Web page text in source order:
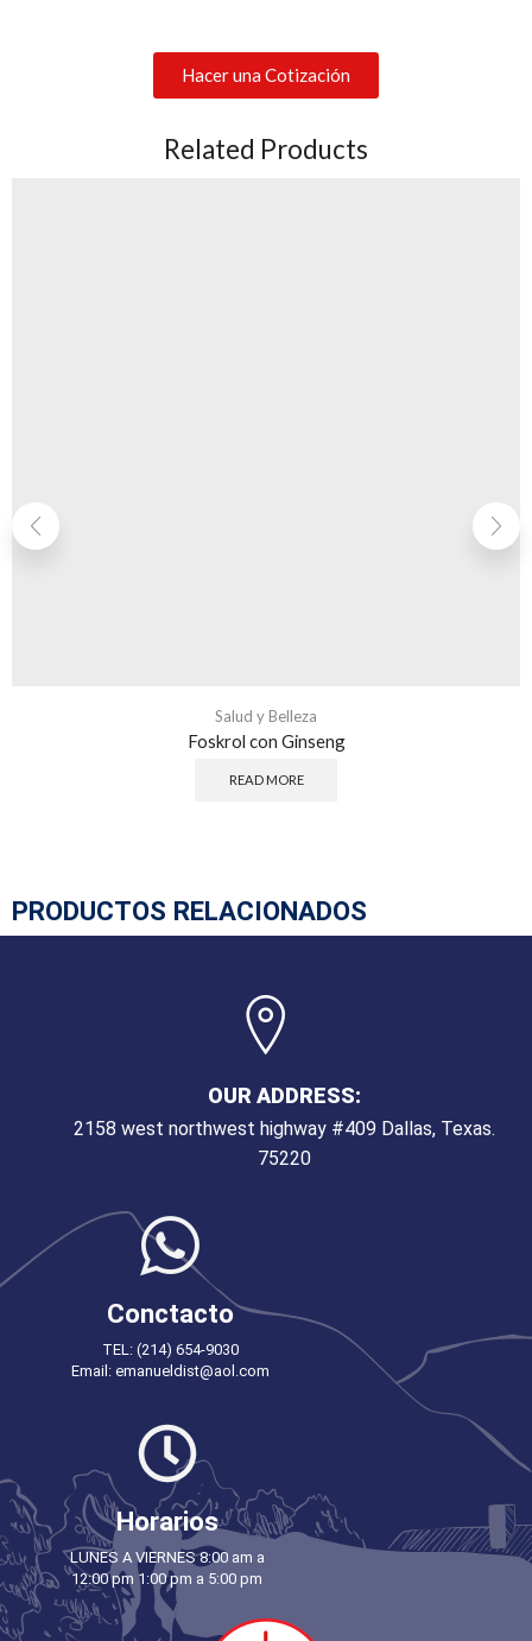
Hacer una Cotización
Related Products
Salud y Belleza
Foskrol con Ginseng
READ MORE
PRODUCTOS RELACIONADOS
OUR ADDRESS:
2158 west northwest highway #409 Dallas, Texas.
75220
Conctacto
TEL: (214) 654-9030
Email: emanueldist@aol.com
Horarios
LUNES A VIERNES 8:00 am a
12:00 pm 1:00 pm a 5:00 pm